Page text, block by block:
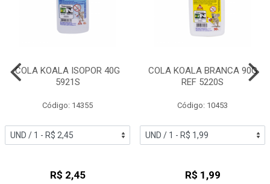
COLA KOALA ISOPOR 40G
5921S
Código: 14355
R$ 2,45
COLA KOALA BRANCA 90G
REF 5220S
Código: 10453
R$ 1,99